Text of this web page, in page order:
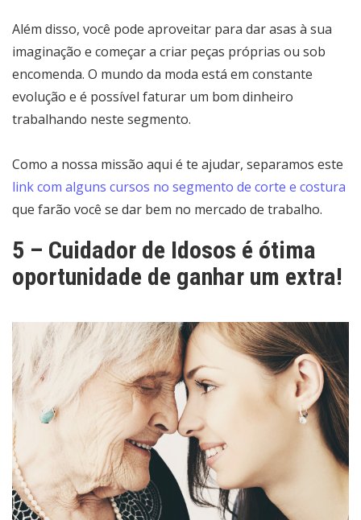
Além disso, você pode aproveitar para dar asas à sua
imaginação e começar a criar peças próprias ou sob
encomenda. O mundo da moda está em constante
evolução e é possível faturar um bom dinheiro
trabalhando neste segmento.
Como a nossa missão aqui é te ajudar, separamos este
link com alguns cursos no segmento de corte e costura
que farão você se dar bem no mercado de trabalho.
5 – Cuidador de Idosos é ótima
oportunidade de ganhar um extra!